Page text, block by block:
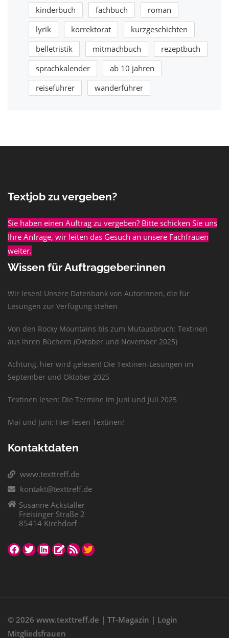
kinderbuch
fachbuch
roman
lyrik
korrektorat
kurzgeschichten
belletristik
mitmachbuch
rezeptbuch
sprachkalender
ab 10 jahren
reiseführer
wanderführer
Textjob zu vergeben?
Sie haben einen Auftrag zu vergeben? Bitte schicken Sie uns
Ihre Anfrage, wir leiten das Gesuch an unsere Fachfrauen
weiter.
Wissen für Auftraggeber:innen
Wir lesen! Unsere Datenbank von Autorinnen, die für
Lesungen zur Verfügung stehen
Von den Rocky Mountains bis zum Mutausbruch: Textinen
aus ihren Büchern (Oktober und November 2025)
Achtung, hier wird gelesen! Die Textinen-Lesungen im
September und Oktober 2025
Textinen lesen: Die Termine im Juni und Juli 2025
Mai und Juni: Hier lesen Textinen!
Kontaktdaten
www.texttreff.de
kontakt@texttreff.de
Susanne Ackstaller
Freisinger Straße 2
85414 Kirchdorf
© 2026 www.texttreff.de | TT-Magazin | Login
Mitgliedsfrauen